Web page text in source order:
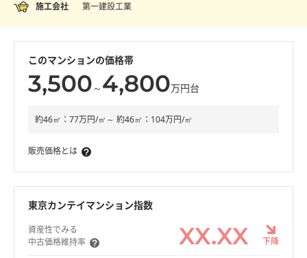
施工会社 第一建設工業
このマンションの価格帯
3,500 ～ 4,800万円台
約46㎡：77万円/㎡～ 約46㎡：104万円/㎡
販売価格とは
東京カンテイマンション指数
資産性でみる
中古価格維持率
XX.XX 下降